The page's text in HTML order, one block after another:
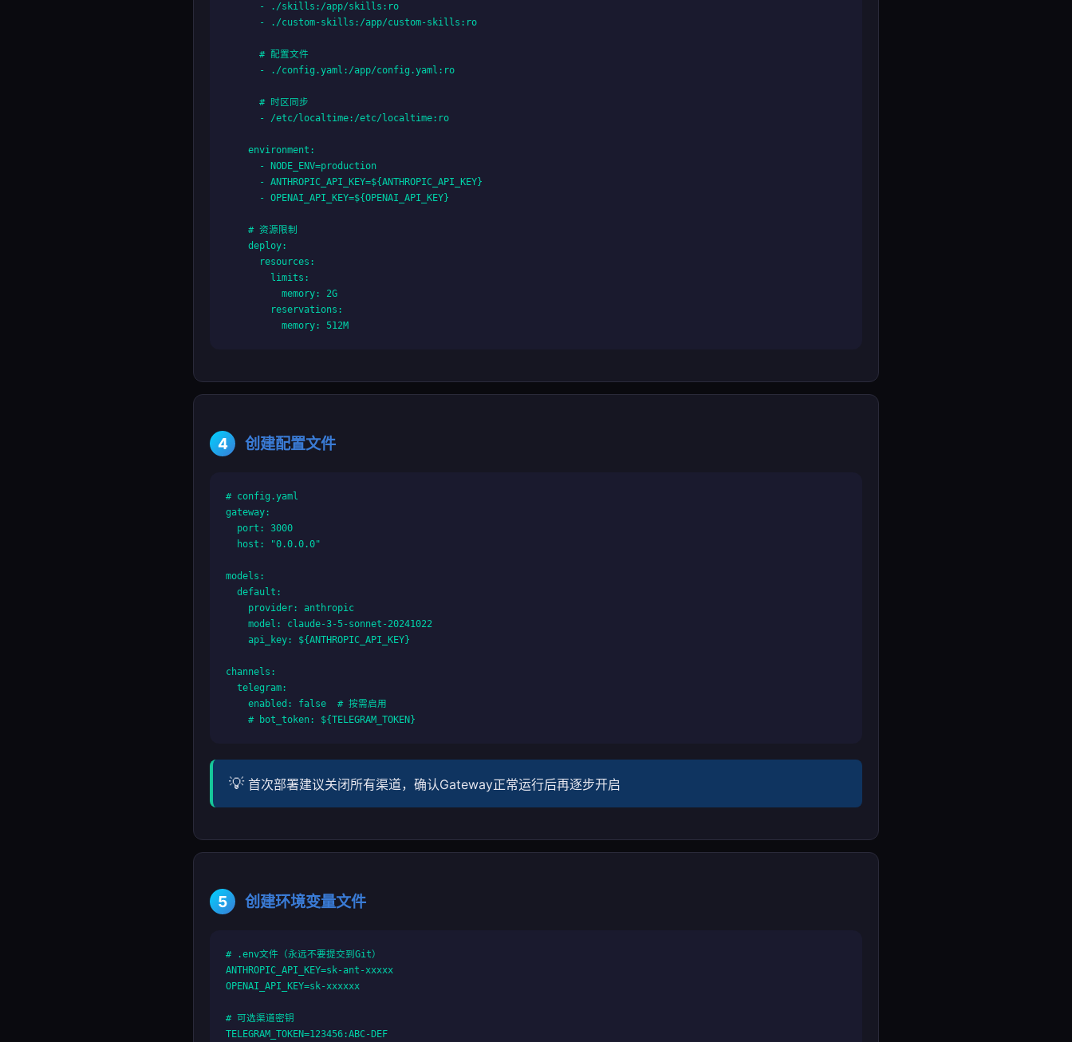
      - ./skills:/app/skills:ro
      - ./custom-skills:/app/custom-skills:ro
      # 配置文件
      - ./config.yaml:/app/config.yaml:ro
      # 时区同步
      - /etc/localtime:/etc/localtime:ro
    environment:
      - NODE_ENV=production
      - ANTHROPIC_API_KEY=${ANTHROPIC_API_KEY}
      - OPENAI_API_KEY=${OPENAI_API_KEY}
    # 资源限制
    deploy:
      resources:
        limits:
          memory: 2G
        reservations:
          memory: 512M
4 创建配置文件
# config.yaml
gateway:
  port: 3000
  host: "0.0.0.0"
models:
  default:
    provider: anthropic
    model: claude-3-5-sonnet-20241022
    api_key: ${ANTHROPIC_API_KEY}
channels:
  telegram:
    enabled: false  # 按需启用
    # bot_token: ${TELEGRAM_TOKEN}
首次部署建议关闭所有渠道，确认Gateway正常运行后再逐步开启
5 创建环境变量文件
# .env文件（永远不要提交到Git）
ANTHROPIC_API_KEY=sk-ant-xxxxx
OPENAI_API_KEY=sk-xxxxxx
# 可选渠道密钥
TELEGRAM_TOKEN=123456:ABC-DEF